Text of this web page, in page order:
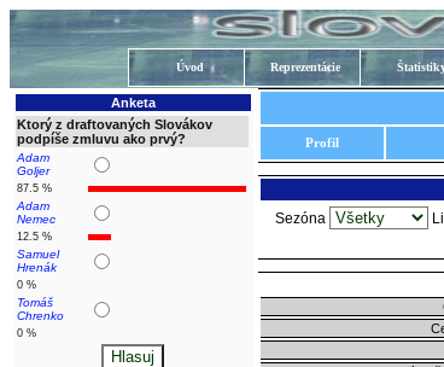
Úvod Reprezentácie
Anketa
Ktorý z draftovaných Slovákov
podpíše zmluvu ako prvý?
Adam
Goljer
87.5 %
Adam
Nemec
12.5 %
Samuel
Hrenák
0 %
Tomáš
Chrenko
0 %
Profil
Sezóna